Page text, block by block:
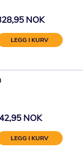
NOK
LEGG I KURV
NOK
LEGG I KURV